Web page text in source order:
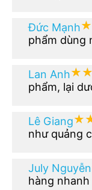
Đức Mạnh
phẩm dùng
Lan Anh
phẩm, lại
Lê Giang
như quảng
July Nguyễn
hàng nhanh